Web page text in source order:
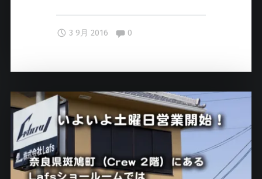
ッ
サ
ト
ニ
3 9月 2016 Comments:
0